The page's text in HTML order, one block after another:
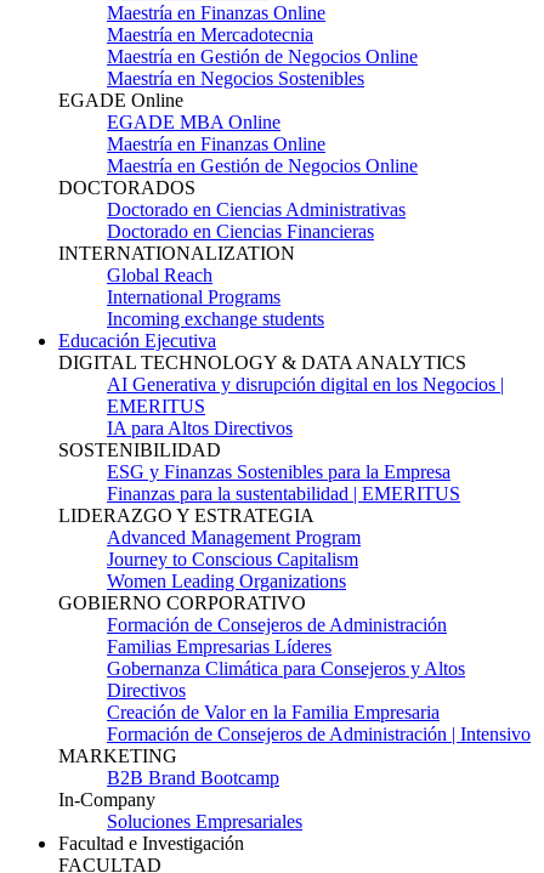
Maestría en Finanzas Online
Maestría en Mercadotecnia
Maestría en Gestión de Negocios Online
Maestría en Negocios Sostenibles
EGADE Online
EGADE MBA Online
Maestría en Finanzas Online
Maestría en Gestión de Negocios Online
DOCTORADOS
Doctorado en Ciencias Administrativas
Doctorado en Ciencias Financieras
INTERNATIONALIZATION
Global Reach
International Programs
Incoming exchange students
Educación Ejecutiva
DIGITAL TECHNOLOGY & DATA ANALYTICS
AI Generativa y disrupción digital en los Negocios |
EMERITUS
IA para Altos Directivos
SOSTENIBILIDAD
ESG y Finanzas Sostenibles para la Empresa
Finanzas para la sustentabilidad | EMERITUS
LIDERAZGO Y ESTRATEGIA
Advanced Management Program
Journey to Conscious Capitalism
Women Leading Organizations
GOBIERNO CORPORATIVO
Formación de Consejeros de Administración
Familias Empresarias Líderes
Gobernanza Climática para Consejeros y Altos
Directivos
Creación de Valor en la Familia Empresaria
Formación de Consejeros de Administración | Intensivo
MARKETING
B2B Brand Bootcamp
In-Company
Soluciones Empresariales
Facultad e Investigación
FACULTAD